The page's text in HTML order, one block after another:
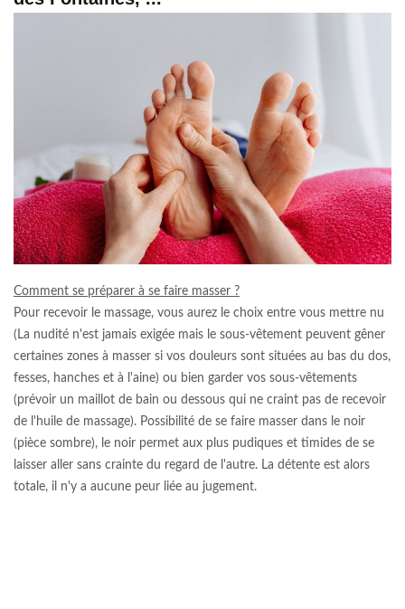
Comment se préparer à se faire masser ?
Pour recevoir le massage, vous aurez le choix entre vous mettre nu
(La nudité n'est jamais exigée mais le sous-vêtement peuvent gêner
certaines zones à masser si vos douleurs sont situées au bas du dos,
fesses, hanches et à l'aine) ou bien garder vos sous-vêtements
(prévoir un maillot de bain ou dessous qui ne craint pas de recevoir
de l'huile de massage). Possibilité de se faire masser dans le noir
(pièce sombre), le noir permet aux plus pudiques et timides de se
laisser aller sans crainte du regard de l'autre. La détente est alors
totale, il n'y a aucune peur liée au jugement.